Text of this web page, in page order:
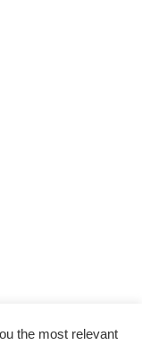
the most relevant